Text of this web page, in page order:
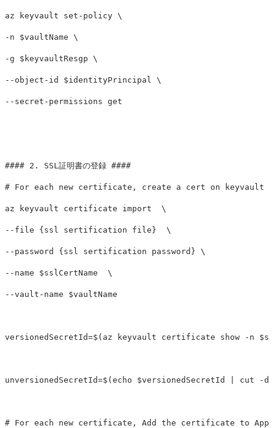
az keyvault set-policy \
-n $vaultName \
-g $keyvaultResgp \
--object-id $identityPrincipal \
--secret-permissions get
#### 2. SSL証明書の登録 ####
# For each new certificate, create a cert on keyvault
az keyvault certificate import \
--file {ssl sertification file} \
--password {ssl sertification password } \
--name $sslCertName \
--vault-name $vaultName
versionedSecretId=$( az keyvault certificate show -n
unversionedSecretId=$(echo $versionedSecretId cut -d
# For each new certificate, Add the certificate to